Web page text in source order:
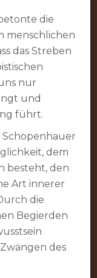
die
menschlichen
das Streben
nur
und
führt.
Schopenhauer
dem
besteht, den
Art innerer
die
Begierden
des